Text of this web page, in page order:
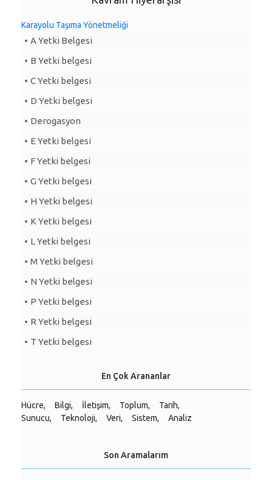
Karayolu Taşıma Yönetmeliği
A Yetki Belgesi
B Yetki belgesi
C Yetki belgesi
D Yetki belgesi
Derogasyon
E Yetki belgesi
F Yetki belgesi
G Yetki belgesi
H Yetki belgesi
K Yetki belgesi
L Yetki belgesi
M Yetki belgesi
N Yetki belgesi
P Yetki belgesi
R Yetki belgesi
T Yetki belgesi
En Çok Arananlar
Hücre, Bilgi, İletişim, Toplum,
Tarih,
Sunucu,
Teknoloji, Veri, Sistem, Analiz
Son Aramalarım